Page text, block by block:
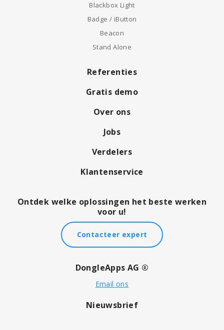
Blackbox Light
Badge / iButton
Beacon
Stand Alone
Referenties
Gratis demo
Over ons
Jobs
Verdelers
Klantenservice
Ontdek welke oplossingen het beste werken
voor u!
Contacteer expert
DongleApps AG ®
Email ons
Nieuwsbrief